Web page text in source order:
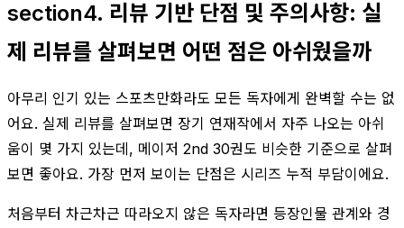
section4. 리뷰 기반 단점 및 주의사항: 실
제 리뷰를 살펴보면 어떤 점은 아쉬웠을까
아무리 인기 있는 스포츠만화라도 모든 독자에게 완벽할 수는 없
어요. 실제 리뷰를 살펴보면 장기 연재작에서 자주 나오는 아쉬
움이 몇 가지 있는데, 메이저 2nd 30권도 비슷한 기준으로 살펴
보면 좋아요. 가장 먼저 보이는 단점은 시리즈 누적 부담이에요.
처음부터 차근차근 따라오지 않은 독자라면 등장인물 관계와 경